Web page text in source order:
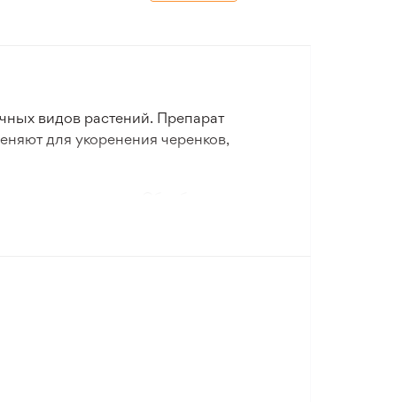
видов растений. Препарат
для укоренения черенков,
системы и ускоряет развитие
растений.